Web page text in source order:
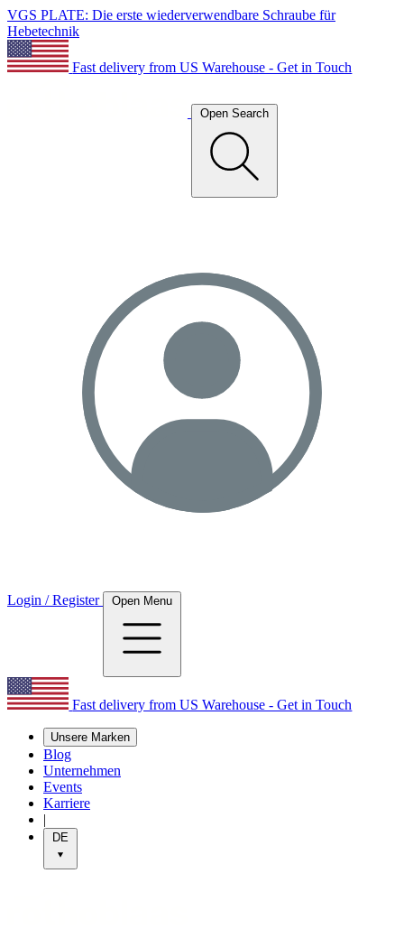
VGS PLATE: Die erste wiederverwendbare Schraube für
Hebetechnik
Fast delivery from US Warehouse - Get in Touch
Open Search
Login / Register Open Menu
Fast delivery from US Warehouse - Get in Touch
Unsere Marken
Blog
Unternehmen
Events
Karriere
|
DE